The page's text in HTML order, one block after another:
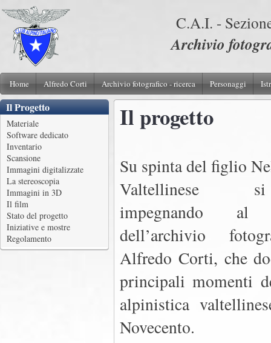
C.A.I. -
Archivio
Home Alfredo Corti Archivio fotografico - ricerca Personaggi
Il Progetto
Materiale
Software dedicato
Inventario
Scansione
Immagini digitalizzate
La stereoscopia
Immagini in 3D
Il film
Stato del progetto
Iniziative e mostre
Regolamento
Il progetto
Su spinta del figlio
Valtellinese
impegnando al
dell’archivio
Alfredo Corti, che
principali momenti
alpinistica
Novecento.